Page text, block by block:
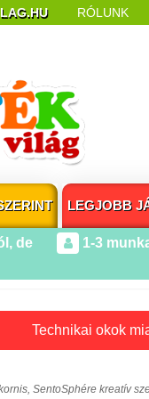
RÓLUNK
LEGJOBB
de
1-3
Technikai okok
SentoSphére kreatív